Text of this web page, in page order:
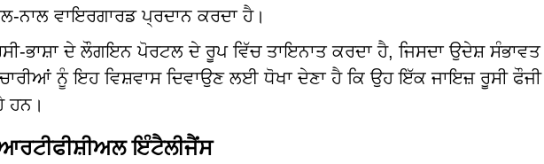
ਨਾਲ ਵਾਇਰਗਾਰਡ ਪ੍ਰਦਾਨ ਕਰਦਾ ਹੈ।
ਭਾਸ਼ਾ ਦੇ ਲੌਗਇਨ ਪੋਰਟਲ ਦੇ ਰੂਪ ਵਿੱਚ ਤਾਇਨਾਤ ਕਰਦਾ ਹੈ, ਜਿਸਦਾ ਉਦੇਸ਼ ਸੰਭਾਵਤ
ਨੂੰ ਇਹ ਵਿਸ਼ਵਾਸ ਦਿਵਾਉਣ ਲਈ ਧੋਖਾ ਦੇਣਾ ਹੈ ਕਿ ਉਹ ਇੱਕ ਜਾਇਜ਼ ਰੂਸੀ ਫੌਜੀ
ਹਨ।
ਇੰਟੈਲੀਜੈਂਸ